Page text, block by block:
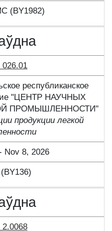
(BY1982)
026.01
республиканское
"ЦЕНТР НАУЧНЫХ
ПРОМЫШЛЕННОСТИ"
продукции легкой
Nov 8, 2026
2.0068